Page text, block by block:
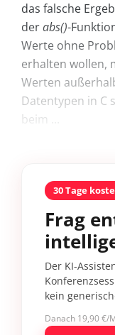
das falsche
derabs()-
Werte ohne
erhalten wollen,
Werten
Datentypen in C
beim ...
30 Tage
Frag
Der KI-
kein
Danach 19,90 €/